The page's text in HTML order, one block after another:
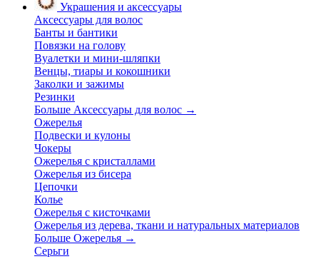
Украшения и аксессуары
Аксессуары для волос
Банты и бантики
Повязки на голову
Вуалетки и мини-шляпки
Венцы, тиары и кокошники
Заколки и зажимы
Резинки
Больше Аксессуары для волос →
Ожерелья
Подвески и кулоны
Чокеры
Ожерелья с кристаллами
Ожерелья из бисера
Цепочки
Колье
Ожерелья с кисточками
Ожерелья из дерева, ткани и натуральных материалов
Больше Ожерелья →
Серьги